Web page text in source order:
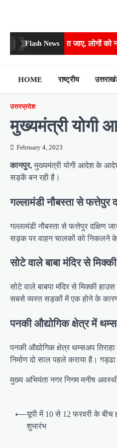
Flash News
खोला जाए, लोगों को न हो दिक्कत
HOME राष्ट्रीय
उत्तरप्रदेश
मुख्‍यमंत्री योगी
February 4, 2023
कानपुर,मुख्यमंत्री योगी आदेश के
सड़कें बन रही है।
गल्लामंडी नौबस्ता से फत्तेपुर
गल्लामंडी नौबस्ता से फत्तेपुर
सड़क पर वाहन चालकों को निकलने
सोटे वाले बाबा मंदिर से
सोटे वाले बाबपा मंदिर से मिक्की
सबसे व्यस्त सड़कों में एक होने के
पनकी औद्योगिक क्षेत्र में
पनकी औद्योगिक क्षेत्र थम्सअप
निर्माण दो साल पहले कराया है।
मुख्य अभियंता नगर निगम मनीष
⟵यूपी में 10 से 12 फरवरी के बीच
शुभारंभ